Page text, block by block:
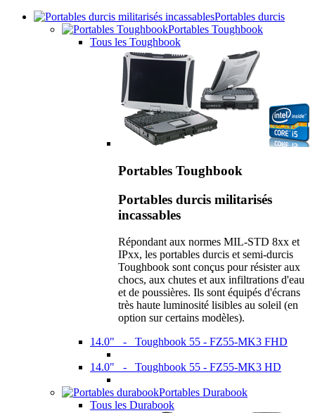
Portables durcis
Portables Toughbook
Tous les Toughbook
Portables Toughbook
Portables durcis militarisés
incassables
Répondant aux normes MIL-STD 8xx et
IPxx, les portables durcis et semi-durcis
Toughbook sont conçus pour résister aux
chocs, aux chutes et aux infiltrations d'eau
et de poussières. Ils sont équipés d'écrans
très haute luminosité lisibles au soleil (en
option sur certains modèles).
14.0" - Toughbook 55 - FZ55-MK3 FHD
14.0" - Toughbook 55 - FZ55-MK3 HD
Portables Durabook
Tous les Durabook